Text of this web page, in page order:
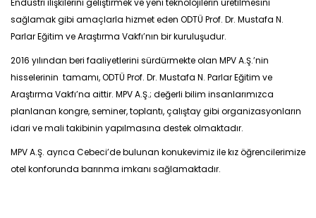
Endüstri ilişkilerini geliştirmek ve yeni teknolojilerin üretilmesini
sağlamak gibi amaçlarla hizmet eden ODTÜ Prof. Dr. Mustafa N.
Parlar Eğitim ve Araştırma Vakfı’nın bir kuruluşudur.
2016 yılından beri faaliyetlerini sürdürmekte olan MPV A.Ş.’nin
hisselerinin tamamı, ODTÜ Prof. Dr. Mustafa N. Parlar Eğitim ve
Araştırma Vakfı’na aittir. MPV A.Ş.; değerli bilim insanlarımızca
planlanan kongre, seminer, toplantı, çalıştay gibi organizasyonların
idari ve mali takibinin yapılmasına destek olmaktadır.
MPV A.Ş. ayrıca Cebeci’de bulunan konukevimiz ile kız öğrencilerimize
otel konforunda barınma imkanı sağlamaktadır.